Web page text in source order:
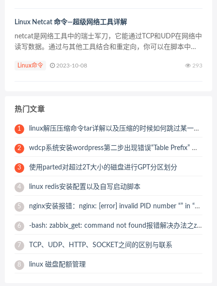
Linux Netcat 命令—超级网络工具详解
netcat是网络工具中的瑞士军刀，它能通过TCP和UDP在网络中
读写数据。通过与其他工具结合和重定向，你可以在脚本中以
netcat所做的就是在两台电脑之间建...
Linux命令 2023-10-08 293
热门文章
1 linux解压压缩命令tar详解以及压缩的时候如何跳过某一个压缩目录或文件
2 wdcp系统安装wordpress第二步出现错误“Table Prefix” must not be empty
3 使用parted对超过2T大小的磁盘进行GPT分区划分
4 linux redis安装配置以及自写启动脚本
5 nginx安装报错：nginx: [error] invalid PID number “” in “/usr/local/nginx/logs/nginx.pid” 解决办法
6 -bash: zabbix_get: command not found报错解决办法之zabbix_get 安装
7 TCP、UDP、HTTP、SOCKET之间的区别与联系
8 linux 磁盘配额管理